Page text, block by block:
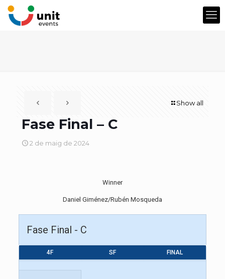
Show all
Fase Final – C
2 de maig de 2024
Winner
Daniel Giménez/Rubén Mosqueda
Fase Final - C
4F SF FINAL